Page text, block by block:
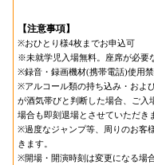
【注意事項】
※おひとり様4枚までお申込可
※未就学児入場無料。座席が必要
※録音・録画機材(携帯電話)使用禁
※アルコール類の持ち込み・およ
が酒気帯びと判断した場合、ご入
場合も即刻退場とさせていただき
※過度なジャンプ等、周りのお客
きます。
※開場・開演時刻は変更になる場